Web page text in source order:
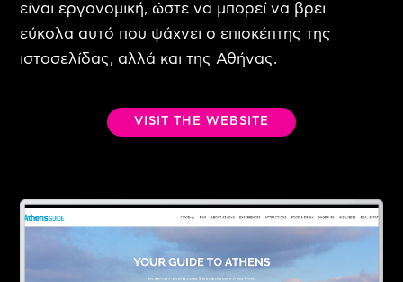
είναι εργονομική, ώστε να μπορεί να βρει
εύκολα αυτό που ψάχνει ο επισκέπτης της
ιστοσελίδας, αλλά και της Αθήνας.
VISIT THE WEBSITE